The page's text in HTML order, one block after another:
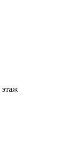
этаж